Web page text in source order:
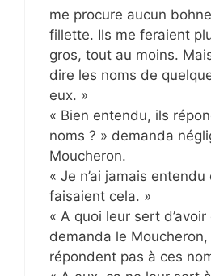
me procure aucun
fillette. Ils me feraient
gros, tout au moins.
dire les noms de
eux. »
« Bien entendu, ils
noms ? » demanda
Moucheron.
« Je n’ai jamais entendu
faisaient cela. »
« A quoi leur sert
demanda le Moucheron,
répondent pas à ces